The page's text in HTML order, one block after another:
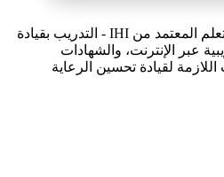
عزز تأثيرك من خلال التعلم المعتمد من IHI - التدريب بقيادة
عبر الإنترنت، والشهادات
اللازمة لقيادة تحسين الرعاية